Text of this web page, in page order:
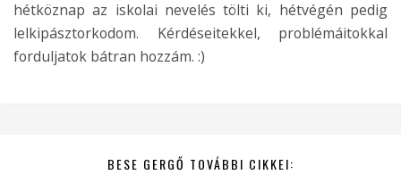
hétköznap az iskolai nevelés tölti ki, hétvégén pedig
lelkipásztorkodom. Kérdéseitekkel, problémáitokkal
forduljatok bátran hozzám. :)
BESE GERGŐ TOVÁBBI CIKKEI: